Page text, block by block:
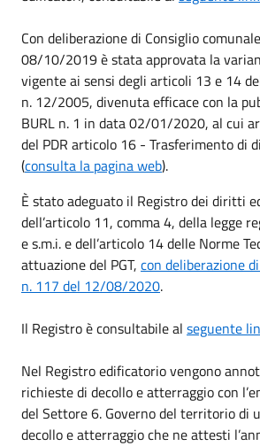
Con deliberazione di Consiglio
08/10/2019 è stata approvata la
vigente ai sensi degli articoli 13 e 14
n. 12/2005, divenuta efficace con la
BURL n. 1 in data 02/01/2020, al cui
del PDR articolo 16 - Trasferimento di
(consulta la pagina web).
È stato adeguato il Registro dei diritti
dell’articolo 11, comma 4, della legge
e s.m.i. e dell’articolo 14 delle Norme
attuazione del PGT, con deliberazione
n. 117 del 12/08/2020.
Il Registro è consultabile al seguente
Nel Registro edificatorio vengono
richieste di decollo e atterraggio con
del Settore 6. Governo del territorio di
decollo e atterraggio che ne attesti